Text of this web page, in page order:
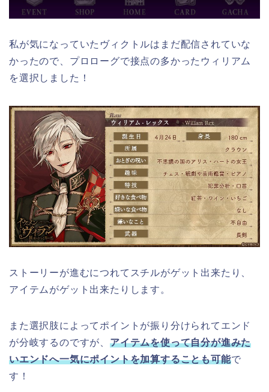
私が気になっていたヴィクトルはまだ配信されていな
かったので、プロローグで接点の多かったウィリアム
を選択しました！
ストーリーが進むにつれてスチルがゲット出来たり、
アイテムがゲット出来たりします。
また選択肢によってポイントが振り分けられてエンド
が分岐するのですが、 アイテムを使って自分が進みた
いエンドへ一気にポイントを加算することも可能で
す！